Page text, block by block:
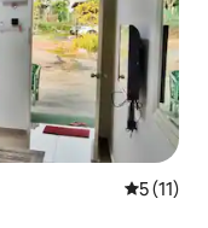
5 av 5 i
5 (11)